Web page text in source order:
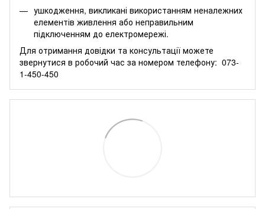
ушкодження, викликані використанням неналежних
елементів живлення або неправильним
підключенням до електромережі.
Для отримання довідки та консультації можете
звернутися в робочий час за номером телефону: 073-
1-450-450